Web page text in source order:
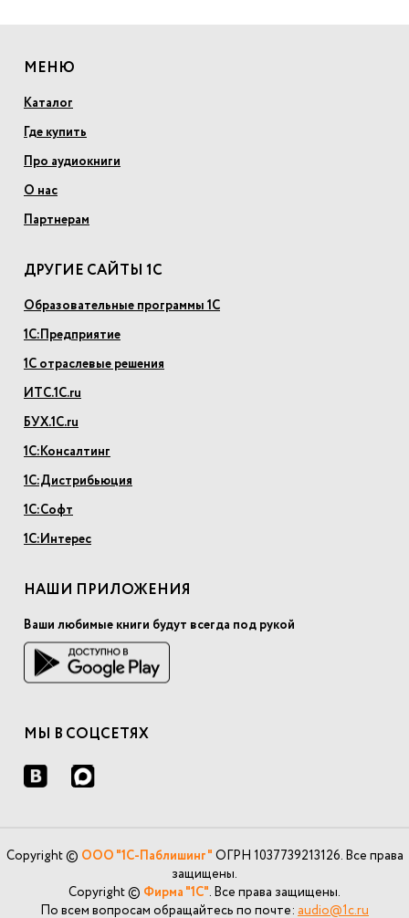
МЕНЮ
Каталог
Где купить
Про аудиокниги
О нас
Партнерам
ДРУГИЕ САЙТЫ 1С
Образовательные программы 1С
1С:Предприятие
1С отраслевые решения
ИТС.1С.ru
БУХ.1С.ru
1С:Консалтинг
1С:Дистрибьюция
1С:Софт
1С:Интерес
НАШИ ПРИЛОЖЕНИЯ
Ваши любимые книги будут всегда под рукой
МЫ В СОЦСЕТЯХ
Copyright © ООО "1С-Паблишинг" ОГРН 1037739213126. Все права
защищены.
Copyright © Фирма "1С". Все права защищены.
По всем вопросам обращайтесь по почте: audio@1c.ru